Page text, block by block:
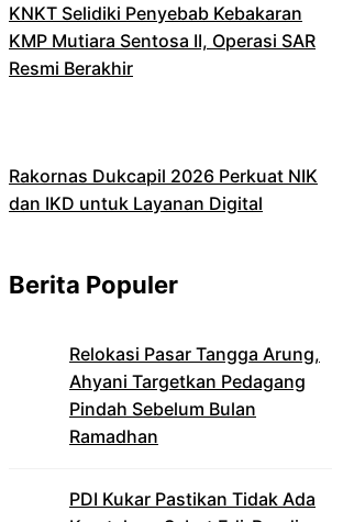
KNKT Selidiki Penyebab Kebakaran
KMP Mutiara Sentosa II, Operasi SAR
Resmi Berakhir
Rakornas Dukcapil 2026 Perkuat NIK
dan IKD untuk Layanan Digital
Berita Populer
Relokasi Pasar Tangga Arung,
Ahyani Targetkan Pedagang
Pindah Sebelum Bulan
Ramadhan
PDI Kukar Pastikan Tidak Ada